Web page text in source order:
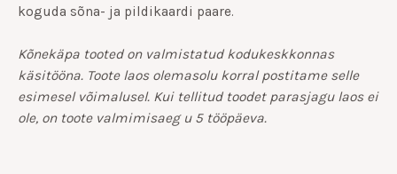
koguda sõna- ja pildikaardi paare.
Kõnekäpa tooted on valmistatud kodukeskkonnas
käsitööna. Toote laos olemasolu korral postitame selle
esimesel võimalusel. Kui tellitud toodet parasjagu laos ei
ole, on toote valmimisaeg u 5 tööpäeva.